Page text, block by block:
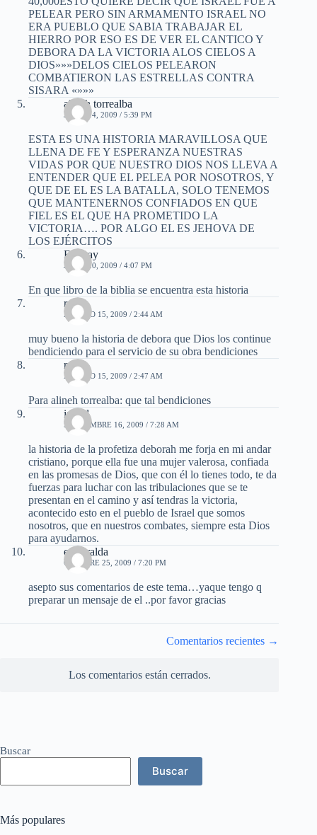
PELEAR PERO SIN ARMAMENTO ISRAEL NO
ERA PUEBLO QUE SABIA TRABAJAR EL
HIERRO POR ESO ES DE VER EL CANTICO Y
DEBORA DA LA VICTORIA ALOS CIELOS A
DIOS»»»DELOS CIELOS PELEARON
COMBATIERON LAS ESTRELLAS CONTRA
SISARA «»»»
alineh torrealba
JULIO 14, 2009 / 5:39 PM
ESTA ES UNA HISTORIA MARAVILLOSA QUE
LLENA DE FE Y ESPERANZA NUESTRAS
VIDAS POR QUE NUESTRO DIOS NOS LLEVA A
ENTENDER QUE EL PELEA POR NOSOTROS, Y
QUE DE EL ES LA BATALLA, SOLO TENEMOS
QUE MANTENERNOS CONFIADOS EN QUE
FIEL ES EL QUE HA PROMETIDO LA
VICTORIA…. POR ALGO EL ES JEHOVA DE
LOS EJÉRCITOS
Essinay
JULIO 20, 2009 / 4:07 PM
En que libro de la biblia se encuentra esta historia
ruth
AGOSTO 15, 2009 / 2:44 AM
muy bueno la historia de debora que Dios los continue
bendiciendo para el servicio de su obra bendiciones
ruth
AGOSTO 15, 2009 / 2:47 AM
Para alineh torrealba: que tal bendiciones
isabel
SEPTIEMBRE 16, 2009 / 7:28 AM
la historia de la profetiza deborah me forja en mi andar
cristiano, porque ella fue una mujer valerosa, confiada
en las promesas de Dios, que con él lo tienes todo, te da
fuerzas para luchar con las tribulaciones que se te
presentan en el camino y así tendras la victoria,
acontecido esto en el pueblo de Israel que somos
nosotros, que en nuestros combates, siempre esta Dios
para ayudarnos.
esmeralda
OCTUBRE 25, 2009 / 7:20 PM
asepto sus comentarios de este tema…yaque tengo q
preparar un mensaje de el ..por favor gracias
Comentarios recientes →
Los comentarios están cerrados.
Buscar
Buscar
Más populares